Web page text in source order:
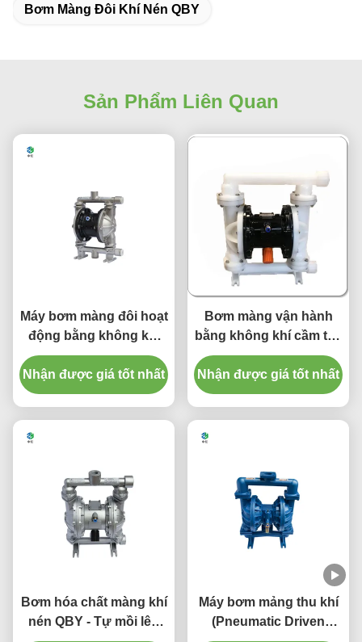
Bơm Màng Đôi Khí Nén QBY
Sản Phẩm Liên Quan
Máy bơm màng đôi hoạt
động bằng không khí
QBY50 để vận chuyển
bột Alumina
Nhận được giá tốt nhất
Bơm màng vận hành
bằng không khí cầm tay
QBY cho chất lỏng ăn
mòn/dễ bay hơi/dễ
cháy/độc
Nhận được giá tốt nhất
Bơm hóa chất màng khí
nén QBY - Tự mồi lên
Máy bơm mảng thu khí
(Pneumatic Driven